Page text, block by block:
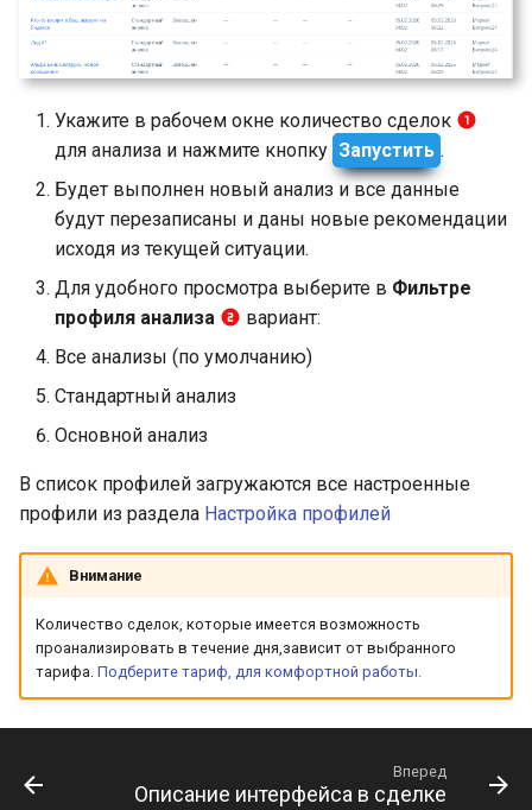
Укажите в рабочем окне количество сделок
для анализа и нажмите кнопку Запустить .
Будет выполнен новый анализ и все данные
будут перезаписаны и даны новые рекомендации
исходя из текущей ситуации.
Для удобного просмотра выберите в Фильтре
профиля анализа
вариант:
Все анализы (по умолчанию)
Стандартный анализ
Основной анализ
В список профилей загружаются все настроенные
профили из раздела Настройка профилей
Внимание
Количество сделок, которые имеется возможность
проанализировать в течение дня,зависит от выбранного
тарифа. Подберите тариф, для комфортной работы.
Вперед
Описание интерфейса в сделке